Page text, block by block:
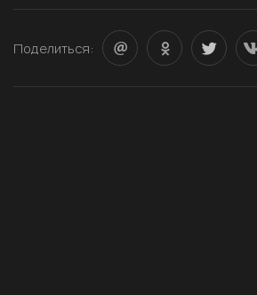
Поделиться: